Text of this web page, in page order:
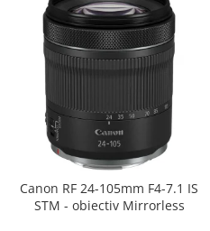
Canon RF 24-105mm F4-7.1 IS
STM - obiectiv Mirrorless